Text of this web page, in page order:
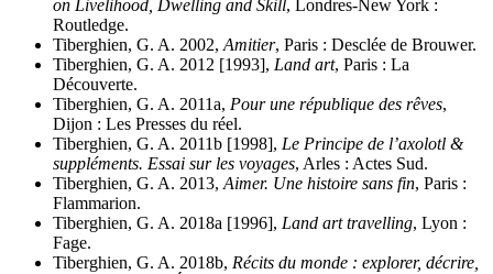
on Livelihood, Dwelling and Skill, Londres-New York :
Routledge.
Tiberghien, G. A. 2002, Amitier, Paris : Desclée de Brouwer.
Tiberghien, G. A. 2012 [1993], Land art, Paris : La
Découverte.
Tiberghien, G. A. 2011a, Pour une république des rêves,
Dijon : Les Presses du réel.
Tiberghien, G. A. 2011b [1998], Le Principe de l’axolotl &
suppléments. Essai sur les voyages, Arles : Actes Sud.
Tiberghien, G. A. 2013, Aimer. Une histoire sans fin, Paris :
Flammarion.
Tiberghien, G. A. 2018a [1996], Land art travelling, Lyon :
Fage.
Tiberghien, G. A. 2018b, Récits du monde : explorer, décrire,